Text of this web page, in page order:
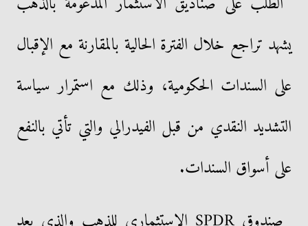
يشهد تراجع خلال الفترة الحالية بالمقارنة مع الإقبال
على السندات الحكومية، وذلك مع استمرار سياسة
التشديد النقدي من قبل الفيدرالي والتي تأتي بالنفع
على أسواق السندات.